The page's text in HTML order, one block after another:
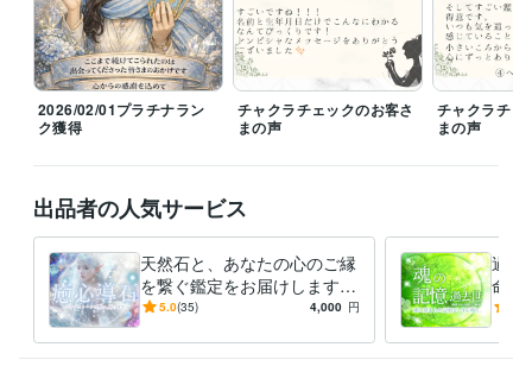
ライフスタイル・その他 / 占い師 経験年数 : 5年
ライフスタイル・その他 / マッサージ師・セラピスト 経験年数 : 4年
ライフスタイル・その他 / アドバイザー 経験年数 : 19年
受賞歴
ココナラ♡ゴールドランク達成！ ココナラ✨プラチナランク達成！
資格・検定
カラーセラピスト
アロマテラピー検定1級 取得年 : 2004年
子育て支援員 取得年 : 2024年
ビジネス・クリエイティブツール
CapCut:2年Canva:3年
得意分野
2026/02/01プラチナラン
ク獲得
チャクラチェックのお客さ
まの声
チャクラチェ
まの声
出品者の人気サービス
天然石と、あなたの心のご縁
を繋ぐ鑑定をお届けします
パワーストーンとの対話✨ス
ジ
5.0(35) 4,000 円
過去
命・
天然
ング